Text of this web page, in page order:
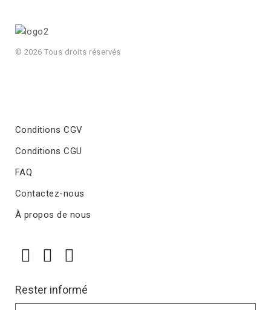
© 2026 Tous droits réservés
Conditions CGV
Conditions CGU
FAQ
Contactez-nous
À propos de nous
Rester informé